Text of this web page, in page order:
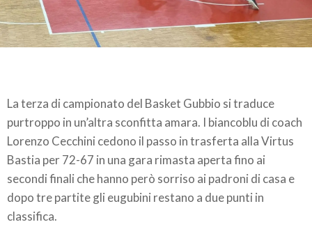
La terza di campionato del Basket Gubbio si traduce
purtroppo in un’altra sconfitta amara. I biancoblu di coach
Lorenzo Cecchini cedono il passo in trasferta alla Virtus
Bastia per 72-67 in una gara rimasta aperta fino ai
secondi finali che hanno però sorriso ai padroni di casa e
dopo tre partite gli eugubini restano a due punti in
classifica.